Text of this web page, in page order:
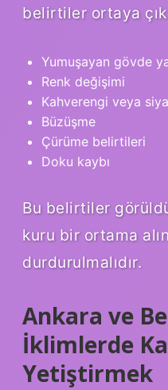
belirtiler ortaya
Yumuşayan gövde
Renk değişimi
Kahverengi veya
Büzüşme
Çürüme belirtileri
Doku kaybı
Bu belirtiler
kuru bir ortama
durdurulmalıdır.
Ankara ve
İklimlerde
Yetiştirmek